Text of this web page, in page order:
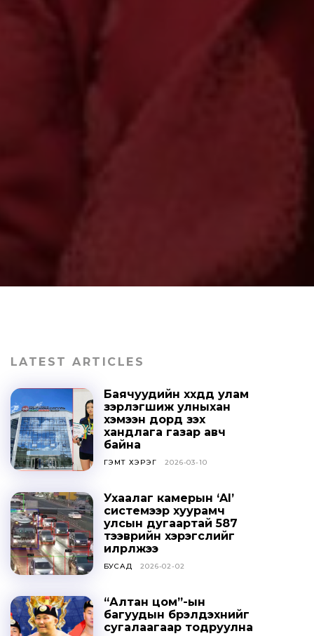
LATEST ARTICLES
Баячуудийн хүүхдүүд улам
зэрлэгшиж улныхан
хэмээн дорд үзэх
хандлага газар авч
байна
ГЭМТ ХЭРЭГ 2026-03-10
Ухаалаг камерын ‘AI’
системээр хуурамч
улсын дугаартай 587
тээврийн хэрэгслийг
илрүүлжээ
БУСАД 2026-02-02
“Алтан цом”-ын
багуудын бүрэлдэхүүнийг
сугалаагаар тодруулна